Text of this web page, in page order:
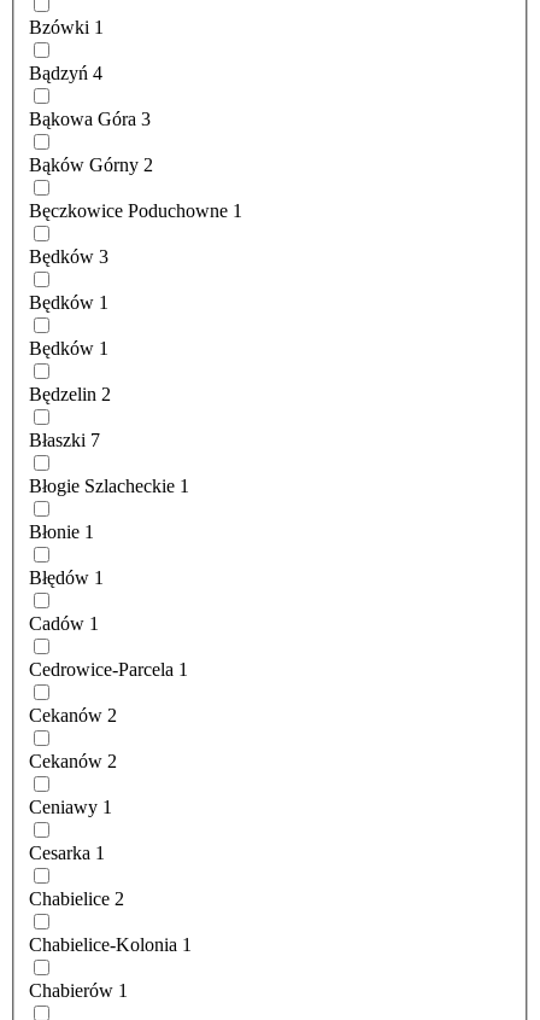
Bzówki 1
Bądzyń 4
Bąkowa Góra 3
Bąków Górny 2
Bęczkowice Poduchowne 1
Będków 3
Będków 1
Będków 1
Będzelin 2
Błaszki 7
Błogie Szlacheckie 1
Błonie 1
Błędów 1
Cadów 1
Cedrowice-Parcela 1
Cekanów 2
Cekanów 2
Ceniawy 1
Cesarka 1
Chabielice 2
Chabielice-Kolonia 1
Chabierów 1